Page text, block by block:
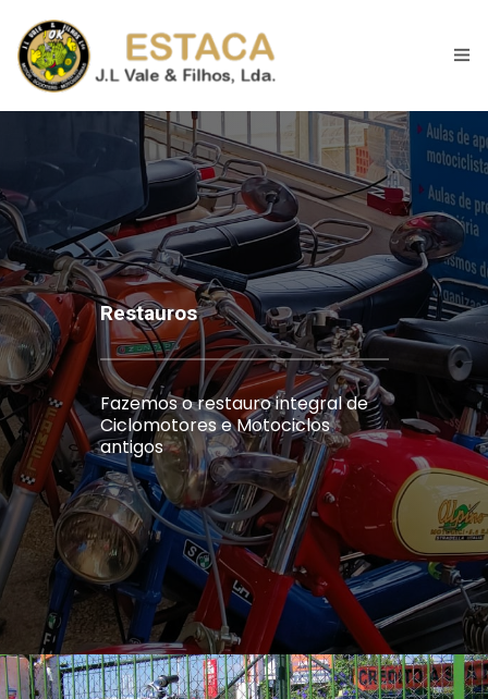
Espaço
Motociclos
Máquinas Jardim
Restauros
Para Venda
Contactos
Restauros
Fazemos o restauro integral de
Ciclomotores e Motociclos
antigos